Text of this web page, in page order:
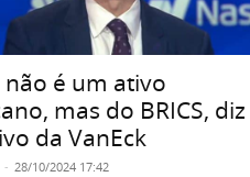
não é um ativo
mas do BRICS, diz
da VanEck
- 28/10/2024 17:42